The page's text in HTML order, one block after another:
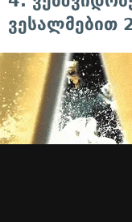
ვესალმებით